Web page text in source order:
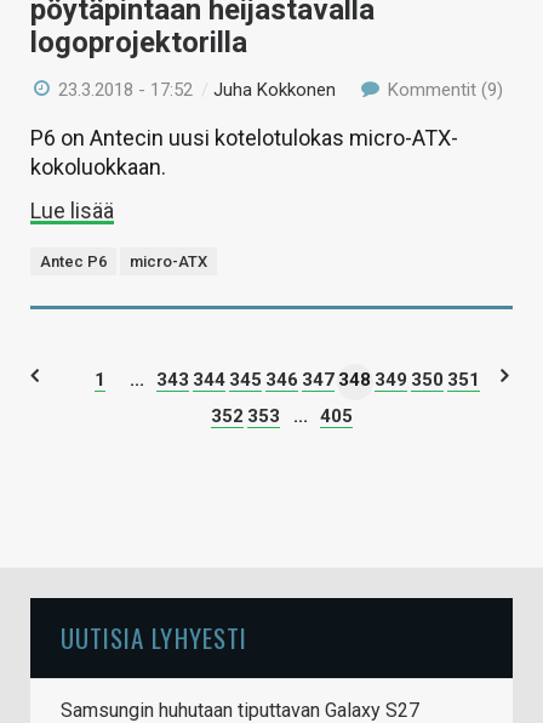
pöytäpintaan heijastavalla
logoprojektorilla
23.3.2018 - 17:52 /Juha Kokkonen Kommentit (9)
P6 on Antecin uusi kotelotulokas micro-ATX-
kokoluokkaan.
Lue lisää
Antec P6 micro-ATX
1 ... 343 344 345 346 347 348 349 350 351
352 353 ... 405
UUTISIA LYHYESTI
Samsungin huhutaan tiputtavan Galaxy S27